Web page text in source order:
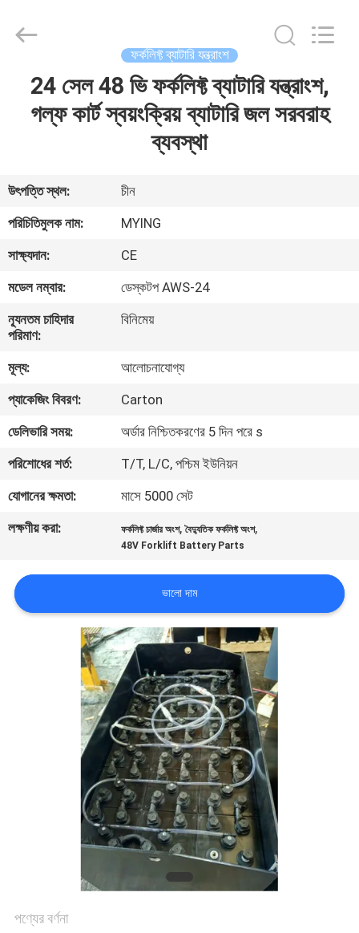
আমাদের
সম্পর্কে
কারখানা
ভ্রমণ
নিয়ন্ত্রণ
আমাদের
সাথে
যোগাযোগ
করুন
সাইট
CO.,LIMITED.
ফর্কলিফ্ট ব্যাটারি যন্ত্রাংশ
24 সেল 48 ভি ফর্কলিফ্ট ব্যাটারি যন্ত্রাংশ,
গল্ফ কার্ট স্বয়ংক্রিয় ব্যাটারি জল সরবরাহ
ব্যবস্থা
উৎপত্তি স্থল:
চীন
পরিচিতিমুলক নাম:
MYING
সাক্ষ্যদান:
CE
মডেল নম্বার:
ডেস্কটপ AWS-24
ন্যূনতম চাহিদার
পরিমাণ:
বিনিমেয়
মূল্য:
আলোচনাযোগ্য
প্যাকেজিং বিবরণ:
Carton
ডেলিভারি সময়:
অর্ডার নিশ্চিতকরণের 5 দিন পরে s
পরিশোধের শর্ত:
T/T, L/C, পশ্চিম ইউনিয়ন
যোগানের ক্ষমতা:
মাসে 5000 সেট
লক্ষণীয় করা:
ফর্কলিফ্ট চার্জার অংশ,বৈদ্যুতিক ফর্কলিফ্ট অংশ,
48V Forklift Battery Parts
ভালো দাম
পণ্যের বর্ণনা